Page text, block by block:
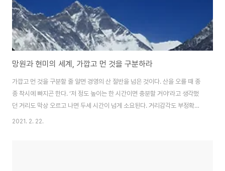
망원과 현미의 세계, 가깝고 먼 것을 구분하라
가깝고 먼 것을 구분할 줄 알면 경영의 산 절반을 넘은 것이다. 산을 오를 때 종
종 착시에 빠지곤 한다. ‘저 정도 높이는 한 시간이면 충분할 거야’라고 생각했
던 거리도 막상 오르고 나면 두세 시간이 넘게 소요된다. 거리감각도 부정확하
다. 기껏해야 500미터 전방에 있는 것 같지만, 실제로는 그보다 훨씬 멀리 있
2021. 2. 22.